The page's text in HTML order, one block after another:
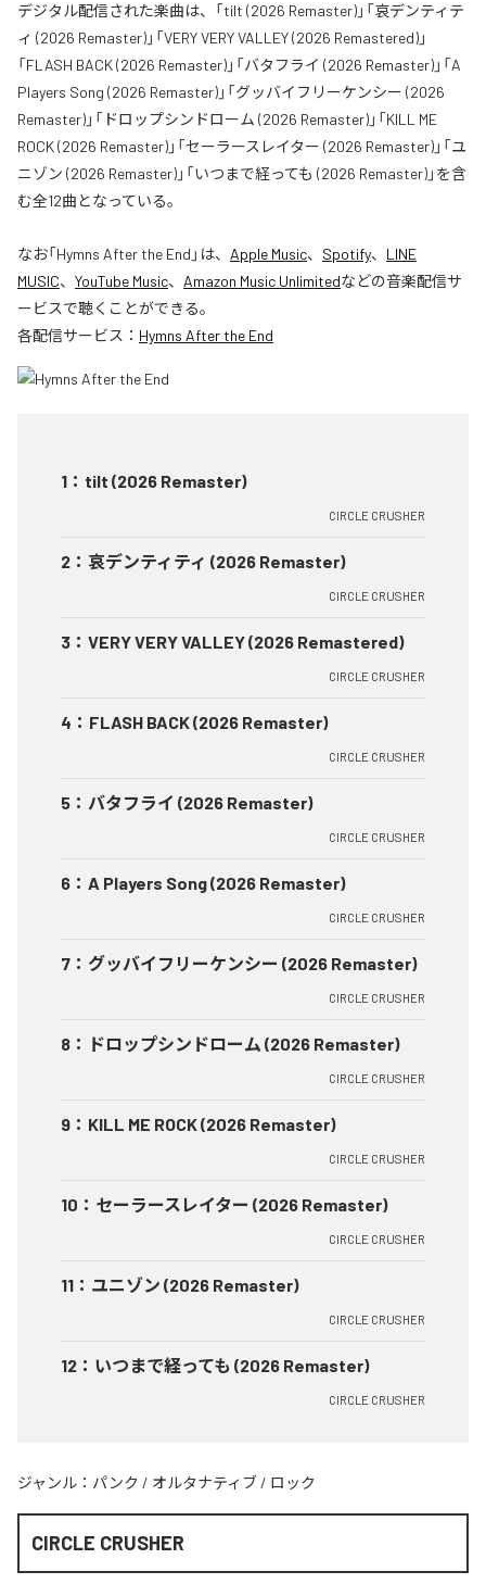
デジタル配信された楽曲は、「tilt (2026 Remaster)」「哀デンティテ
ィ (2026 Remaster)」「VERY VERY VALLEY (2026 Remastered)」
「FLASH BACK (2026 Remaster)」「バタフライ (2026 Remaster)」「A
Players Song (2026 Remaster)」「グッバイフリーケンシー (2026
Remaster)」「ドロップシンドローム (2026 Remaster)」「KILL ME
ROCK (2026 Remaster)」「セーラースレイター (2026 Remaster)」「ユ
ニゾン (2026 Remaster)」「いつまで経っても (2026 Remaster)」を含
む全12曲となっている。
なお「Hymns After the End 」は、 Apple Music、 Spotify、 LINE
MUSIC、 YouTube Music、 Amazon Music Unlimitedなどの音楽配信サ
ービスで聴くことができる。
各配信サービス： Hymns After the End
1 ： tilt (2026 Remaster)
CIRCLE CRUSHER
2 ： 哀デンティティ (2026 Remaster)
CIRCLE CRUSHER
3 ： VERY VERY VALLEY (2026 Remastered)
CIRCLE CRUSHER
4 ： FLASH BACK (2026 Remaster)
CIRCLE CRUSHER
5 ： バタフライ (2026 Remaster)
CIRCLE CRUSHER
6 ： A Players Song (2026 Remaster)
CIRCLE CRUSHER
7 ： グッバイフリーケンシー (2026 Remaster)
CIRCLE CRUSHER
8 ： ドロップシンドローム (2026 Remaster)
CIRCLE CRUSHER
9 ： KILL ME ROCK (2026 Remaster)
CIRCLE CRUSHER
10 ： セーラースレイター (2026 Remaster)
CIRCLE CRUSHER
11 ： ユニゾン (2026 Remaster)
CIRCLE CRUSHER
12 ： いつまで経っても (2026 Remaster)
CIRCLE CRUSHER
ジャンル： パンク / オルタナティブ / ロック
CIRCLE CRUSHER